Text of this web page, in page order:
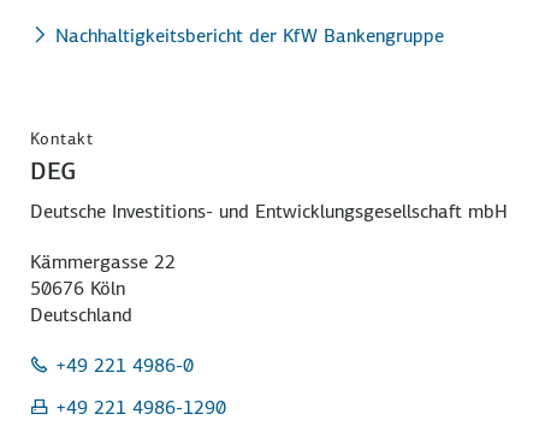
Nachhaltigkeitsbericht der KfW Bankengruppe
Kontakt
DEG
Deutsche Investitions- und Entwicklungsgesellschaft mbH
Kämmergasse 22
50676 Köln
Deutschland
+49 221 4986-0
+49 221 4986-1290